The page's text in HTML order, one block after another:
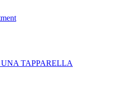
TAPPARELLA